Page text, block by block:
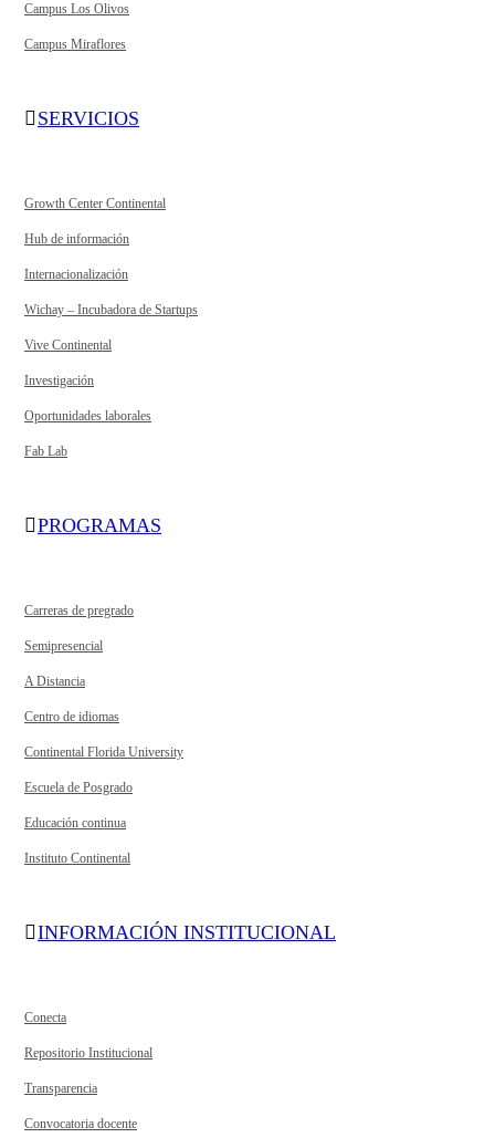
Campus Los Olivos
Campus Miraflores
SERVICIOS
Growth Center Continental
Hub de información
Internacionalización
Wichay – Incubadora de Startups
Vive Continental
Investigación
Oportunidades laborales
Fab Lab
PROGRAMAS
Carreras de pregrado
Semipresencial
A Distancia
Centro de idiomas
Continental Florida University
Escuela de Posgrado
Educación continua
Instituto Continental
INFORMACIÓN INSTITUCIONAL
Conecta
Repositorio Institucional
Transparencia
Convocatoria docente